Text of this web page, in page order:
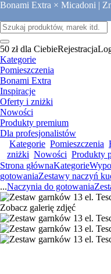
Bonami Extra × Micadoni |
50 zł dla CiebieRejestracja
Kategorie
Pomieszczenia
Bonami Extra
Inspiracje
Oferty i zniżki
Nowości
Produkty premium
Dla profesjonalistów
Kategorie Pomieszczenia
zniżki Nowości Produkty
Strona głównaKategorie
gotowaniaZestawy naczyń
...Naczynia do gotowania
Zobacz galerię zdjęć